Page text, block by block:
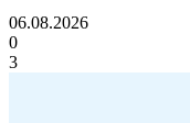
06.08.2026
0
3